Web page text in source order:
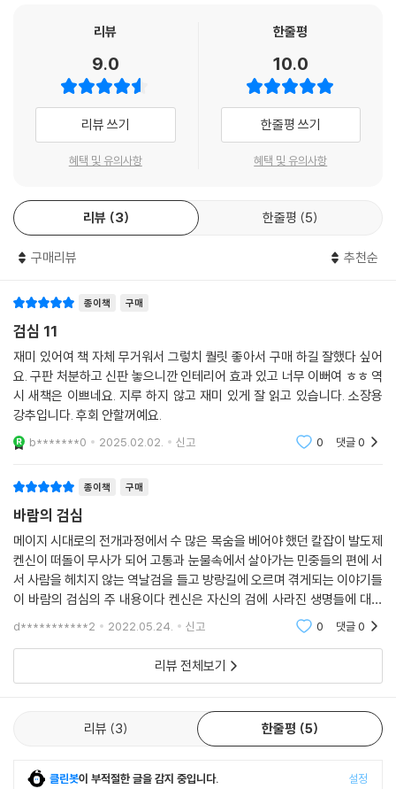
리뷰
9.0
리뷰 쓰기
혜택 및 유의사항
한줄평
10.0
한줄평 쓰기
혜택 및 유의사항
리뷰 3 한줄평 5
구매리뷰 추천순
종이책 구매
검심 11
재미 있어여 책 자체 무거워서 그렇치 퀄릿 좋아서 구매 하길 잘했다 싶어
요. 구판 처분하고 신판 놓으니깐 인테리어 효과 있고 너무 이뻐여 ㅎㅎ 역
시 새책은 이쁘네요. 지루 하지 않고 재미 있게 잘 읽고 있습니다. 소장용
강추입니다. 후회 안할꺼예요.
b*******0 2025.02.02. 신고 0 댓글0
종이책 구매
바람의 검심
메이지 시대로의 전개과정에서 수 많은 목숨을 베어야 했던 칼잡이 발도제
켄신이 떠돌이 무사가 되어 고통과 눈물속에서 살아가는 민중들의 편에 서
서 사람을 헤치지 않는 역날검을 들고 방랑길에 오르며 겪게되는 이야기들
이 바람의 검심의 주 내용이다 켄신은 자신의 검에 사라진 생명들에 대해
씻을 수 없는 깊은 상처를 안고 살아가지만 방랑생활을 통해 자신을 필요
d***********2 2022.05.24. 신고 0 댓글0
리뷰 전체보기
리뷰 3 한줄평 5
클린봇이 부적절한 글을 감지 중입니다. 설정